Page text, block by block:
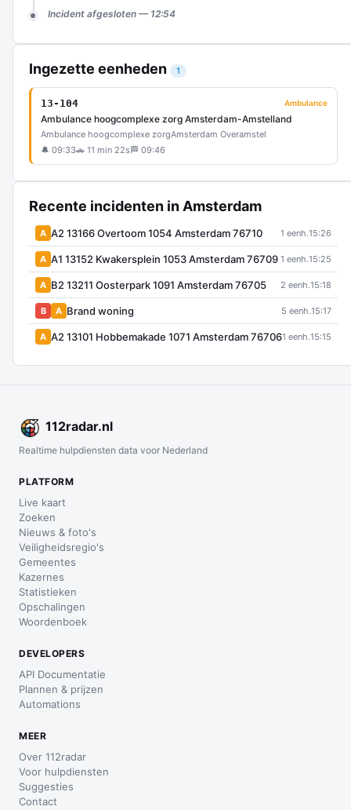
Incident afgesloten — 12:54
Ingezette eenheden 1
13-104 Ambulance
Ambulance hoogcomplexe zorg Amsterdam-Amstelland
Ambulance hoogcomplexe zorgAmsterdam Overamstel
🔔 09:33🚗 11 min 22s 🏁 09:46
Recente incidenten in Amsterdam
A A2 13166 Overtoom 1054 Amsterdam 76710 1 eenh.15:26
A A1 13152 Kwakersplein 1053 Amsterdam 76709 1 eenh.15:25
A B2 13211 Oosterpark 1091 Amsterdam 76705 2 eenh.15:18
B A Brand woning 5 eenh.15:17
A A2 13101 Hobbemakade 1071 Amsterdam 767061 eenh.15:15
112radar.nl
Realtime hulpdiensten data voor Nederland
PLATFORM
Live kaart
Zoeken
Nieuws & foto's
Veiligheidsregio's
Gemeentes
Kazernes
Statistieken
Opschalingen
Woordenboek
DEVELOPERS
API Documentatie
Plannen & prijzen
Automations
MEER
Over 112radar
Voor hulpdiensten
Suggesties
Contact